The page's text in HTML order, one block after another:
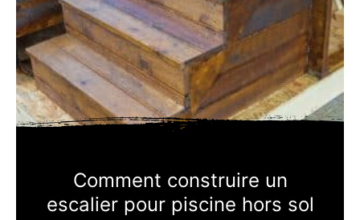
Comment construire un
escalier pour piscine hors sol